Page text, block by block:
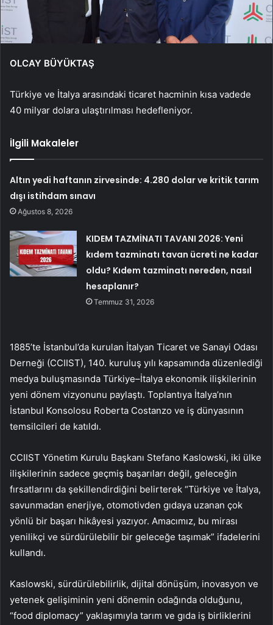
OLCAY BÜYÜKTAŞ
Türkiye ve İtalya arasındaki ticaret hacminin kısa vadede
40 milyar dolara ulaştırılması hedefleniyor.
İlgili Makaleler
Altın yedi haftanın zirvesinde: 4.280 dolar ve kritik tarım
dışı istihdam sınavı
Ağustos 8, 2026
KIDEM TAZMİNATI TAVANI 2026: Yeni
kıdem tazminatı tavan ücreti ne kadar
oldu? Kıdem tazminatı nereden, nasıl
hesaplanır?
Temmuz 31, 2026
1885’te İstanbul’da kurulan İtalyan Ticaret ve Sanayi Odası
Derneği (CCIIST), 140. kuruluş yılı kapsamında düzenlediği
medya buluşmasında Türkiye–İtalya ekonomik ilişkilerinin
yeni dönem vizyonunu paylaştı. Toplantıya İtalya’nın
İstanbul Konsolosu Roberta Costanzo ve iş dünyasının
temsilcileri de katıldı.
CCIIST Yönetim Kurulu Başkanı Stefano Kaslowski, iki ülke
ilişkilerinin sadece geçmiş başarıları değil, geleceğin
fırsatlarını da şekillendirdiğini belirterek “Türkiye ve İtalya,
savunmadan enerjiye, otomotivden gıdaya uzanan çok
yönlü bir başarı hikâyesi yazıyor. Amacımız, bu mirası
yenilikçi ve sürdürülebilir bir geleceğe taşımak” ifadelerini
kullandı.
Kaslowski, sürdürülebilirlik, dijital dönüşüm, inovasyon ve
yetenek gelişiminin yeni dönemin odağında olduğunu,
“food diplomacy” yaklaşımıyla tarım ve gıda iş birliklerini